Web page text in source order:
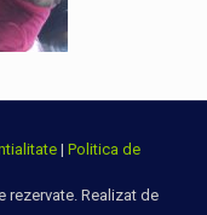
| Politica de
rezervate. Realizat de